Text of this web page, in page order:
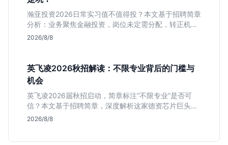
瀚亚投资2026日常实习值不值得投？本文基于招聘简章
分析：业务聚焦金融投资，岗位未定需分配，转正机会
不明确。适合急需上海高含金量实习证明、想接触真实
2026/8/8
英飞凌2026秋招解读：不限专业背后的门槛与
机会
英飞凌2026届秋招启动，简章标注“不限专业”是否可
信？本文基于招聘简章，深度解析这家德资芯片巨头的
行业地位、校招真实门槛及投递策略，助你判断是否值
2026/8/8